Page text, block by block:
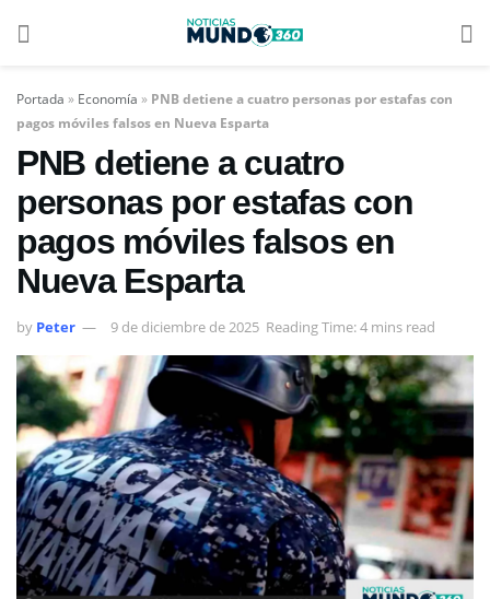
Portada » Economía » PNB detiene a cuatro personas por estafas con
pagos móviles falsos en Nueva Esparta
PNB detiene a cuatro
personas por estafas con
pagos móviles falsos en
Nueva Esparta
by Peter 9 de diciembre de 2025 Reading Time: 4 mins read